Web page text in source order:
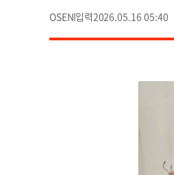
OSEN 2026.05.16 05:40